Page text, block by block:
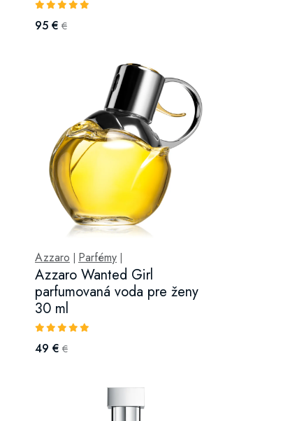
95 € €
Azzaro Parfémy|
Azzaro Wanted Girl
parfumovaná voda pre ženy
30 ml
49 € €